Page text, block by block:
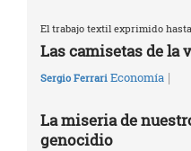
El trabajo textil exprimido
Las camisetas de la
Sergio Ferrari Economía |
La miseria de
genocidio